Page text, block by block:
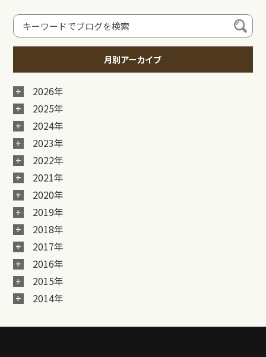
月別アーカイブ
2026年
2025年
2024年
2023年
2022年
2021年
2020年
2019年
2018年
2017年
2016年
2015年
2014年